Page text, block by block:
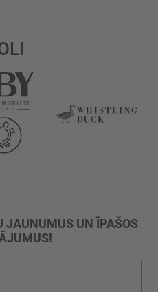
JAUNUMUS UN ĪPAŠOS